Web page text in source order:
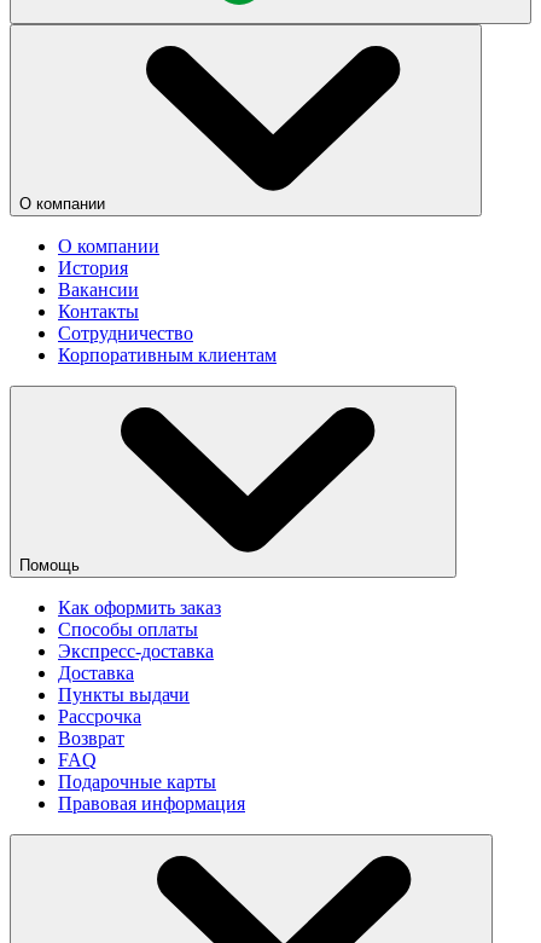
О компании
О компании
История
Вакансии
Контакты
Сотрудничество
Корпоративным клиентам
Помощь
Как оформить заказ
Способы оплаты
Экспресс-доставка
Доставка
Пункты выдачи
Рассрочка
Возврат
FAQ
Подарочные карты
Правовая информация